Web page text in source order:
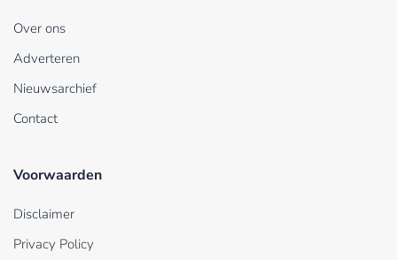
Over ons
Adverteren
Nieuwsarchief
Contact
Voorwaarden
Disclaimer
Privacy Policy